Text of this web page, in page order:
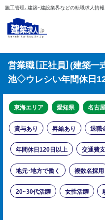
施工管理、建築・建設業界などの転職求人情
営業職［正社員］(建築
池◇ウレシい年間休日
東海エリア 愛知県 名古
賞与あり 昇給あり 退職
年間休日120日以上 交通費
地元･地方で働く 複数名採用
20~30代活躍 女性活躍